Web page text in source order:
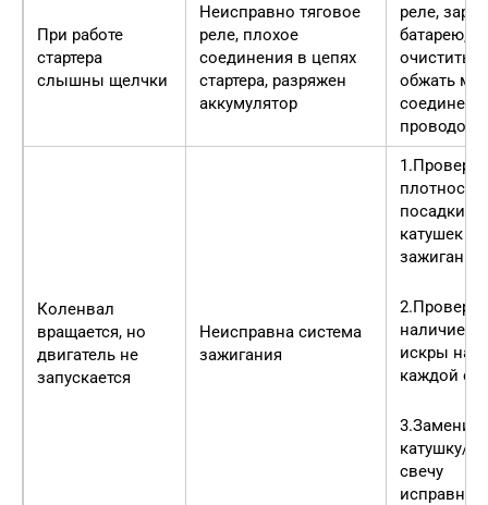
При работе
стартера
слышны щелчки
Неисправно тяговое
реле, плохое
соединения в цепях
стартера, разряжен
аккумулятор
реле,
батарею,
очистить и
обжать
проводов
Коленвал
вращается, но
двигатель не
запускается
Неисправна система
зажигания
плотность
посадки
катушек
зажигания
наличие
искры на
каждой
3.Заменить
катушку/
свечу